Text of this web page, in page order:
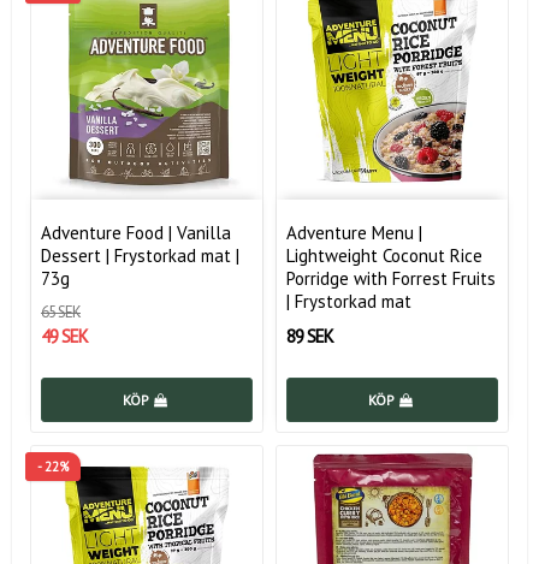
Adventure Food | Vanilla
Dessert | Frystorkad mat |
73g
65 SEK
49 SEK
KÖP
Adventure Menu |
Lightweight Coconut Rice
Porridge with Forrest Fruits
| Frystorkad mat
89 SEK
KÖP
- 22%